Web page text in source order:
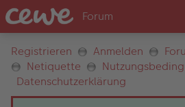
Registrieren Anmelden
Netiquette
Datenschutzerklärung